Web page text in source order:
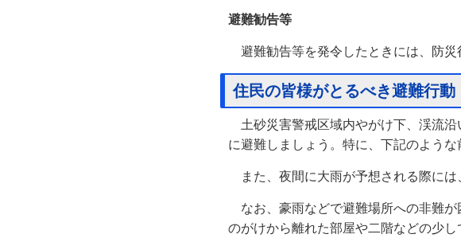
避難勧告等
避難勧告等を発令したときには、防災
住民の皆様がとるべき避難行動
土砂災害警戒区域内やがけ下、渓流沿
に避難しましょう。特に、下記のよう
また、夜間に大雨が予想される際には
なお、豪雨などで避難場所への非難が
のがけから離れた部屋や二階などの少し